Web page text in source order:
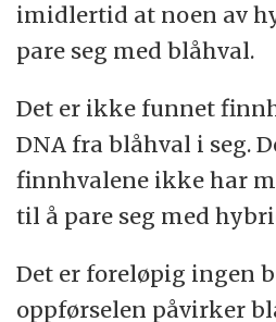
imidlertid at noen av
pare seg med blåhval.
Det er ikke funnet
DNA fra blåhval i seg.
finnhvalene ikke har
til å pare seg med
Det er foreløpig ingen
oppførselen påvirker